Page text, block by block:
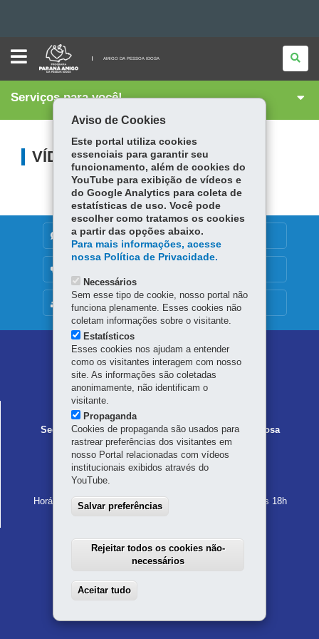
Ir
o
para
navegação
Ir
do
AMIGO
DA
PESSOA
IDOSA
AMIGO DA PESSOA IDOSA
Serviços para você!
VÍDEOS
MAPA DO SITE
DENUNCIE CORRUPÇÃO
Navegação
principal
Secretaria da Mulher, Igualdade Racial e Pessoa Idosa
Palácio das Araucárias
Rua Jacy Loureiro de Campos, s/n - Centro Cívico
80530-915-Curitiba-PR MAPA
Horário de atendimento: das 8h30 às 12h e das 13h30 às 18h
Aviso de Cookies
Este portal utiliza cookies
essenciais para garantir seu
funcionamento, além de cookies do
YouTube para exibição de vídeos e
do Google Analytics para coleta de
estatísticas de uso. Você pode
escolher como tratamos os cookies
a partir das opções abaixo.
Para mais informações, acesse
nossa Política de Privacidade.
Necessários
Sem esse tipo de cookie, nosso portal não
funciona plenamente. Esses cookies não
coletam informações sobre o visitante.
Estatísticos
Esses cookies nos ajudam a entender
como os visitantes interagem com nosso
site. As informações são coletadas
anonimamente, não identificam o
visitante.
Propaganda
Cookies de propaganda são usados para
rastrear preferências dos visitantes em
nosso Portal relacionadas com vídeos
institucionais exibidos através do
YouTube.
Salvar preferências
Rejeitar todos os cookies não-
necessários
Aceitar tudo